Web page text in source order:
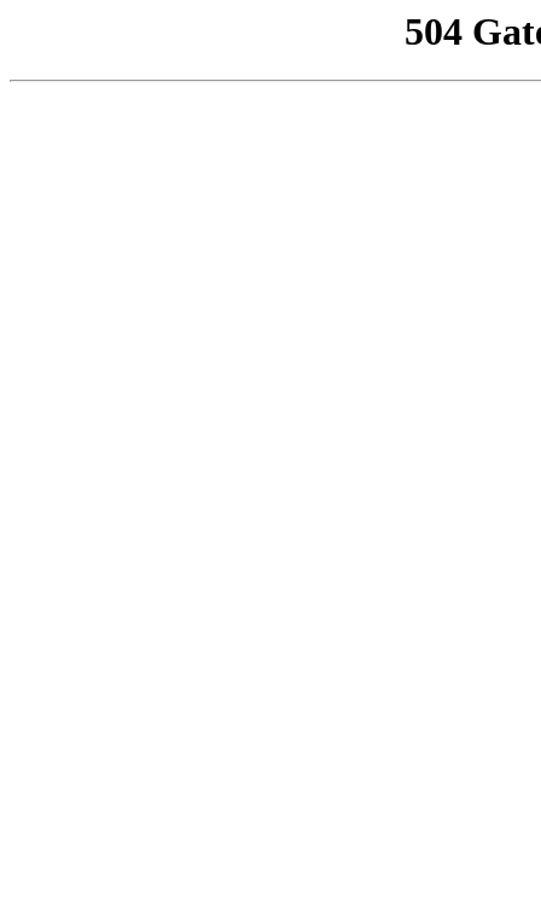
504